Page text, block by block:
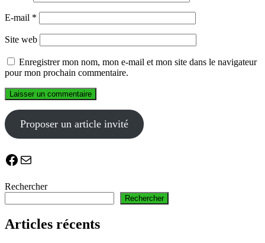
E-mail *
Site web
Enregistrer mon nom, mon e-mail et mon site dans le navigateur
pour mon prochain commentaire.
Proposer un article invité
Facebook
E-mail
Rechercher
Rechercher
Articles récents